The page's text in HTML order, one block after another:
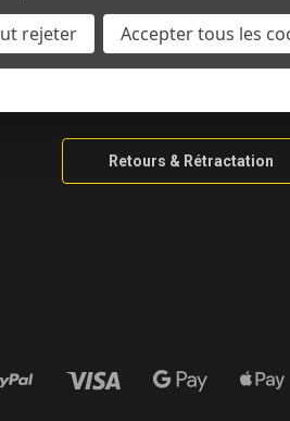
Ma Moto N’est Pas Listée
Informations de Livraison
Retours & Rétractation
rejeter Accepter tous les